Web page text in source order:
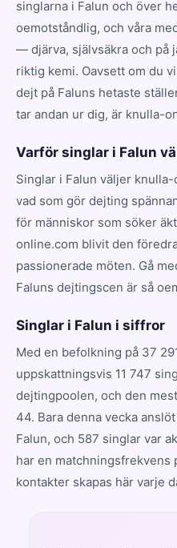
singlarna i Falun och över
oemotståndlig, och våra
— djärva, självsäkra och på
riktig kemi. Oavsett om du
dejt på Faluns hetaste
tar andan ur dig, är knulla-
Varför singlar i Falun
Singlar i Falun väljer
vad som gör dejting
för människor som söker
online.com blivit den
passionerade möten. Gå
Faluns dejtingscen är så
Singlar i Falun i siffror
Med en befolkning på 37
uppskattningsvis 11 747
dejtingpoolen, och den
44. Bara denna vecka
Falun, och 587 singlar var
har en matchningsfrekvens
kontakter skapas här varje